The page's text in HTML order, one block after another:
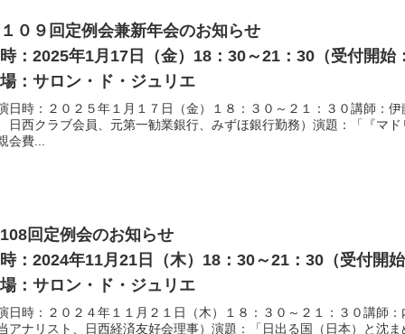
０９回定例会兼新年会のお知らせ
：2025年1月17日（金）18：30～21：30（受付開始
：サロン・ド・ジュリエ
日時：２０２５年１月１７日（金）１８：３０～２１：３０講師：
日西クラブ会員、元第一勧業銀行、みずほ銀行勤務）演題：「『マ
会費...
回定例会のお知らせ
：2024年11月21日（木）18：30～21：30（受付開
：サロン・ド・ジュリエ
日時：２０２４年１１月２１日（木）１８：３０～２１：３０講師
アナリスト、日西経済友好会理事）演題：「日出る国（日本）と沈